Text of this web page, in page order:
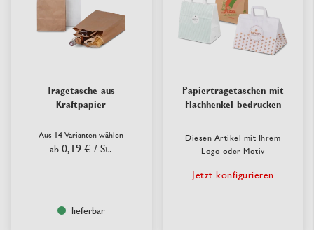
Tragetasche aus
Kraftpapier
Aus 14 Varianten wählen
ab 0,19 € / St.
lieferbar
Papiertragetaschen mit
Flachhenkel bedrucken
Diesen Artikel mit Ihrem
Logo oder Motiv
Jetzt konfigurieren